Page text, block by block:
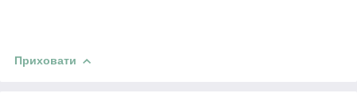
Приховати